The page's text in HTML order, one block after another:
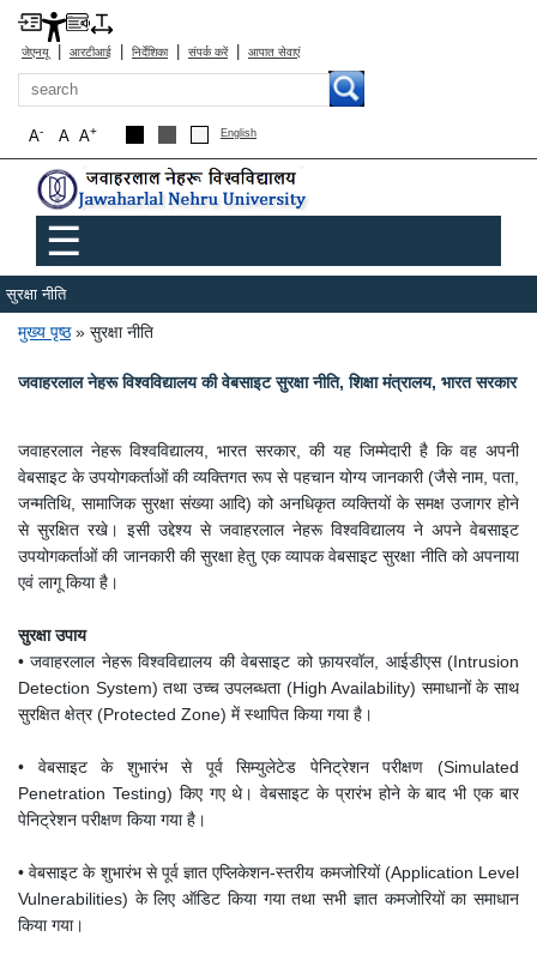
जेएनयू | आरटीआई | निर्देशिका | संपर्क करें | आपात सेवाएं
खोज
A+
A
A- English
Main menu new
☰
सुरक्षा नीति
पग चिन्ह
मुख्य पृष्ठ सुरक्षा नीति
जवाहरलाल नेहरू विश्वविद्यालय की वेबसाइट सुरक्षा नीति, शिक्षा मंत्रालय, भारत सरकार
जवाहरलाल नेहरू विश्वविद्यालय, भारत सरकार, की यह जिम्मेदारी है कि वह अपनी
वेबसाइट के उपयोगकर्ताओं की व्यक्तिगत रूप से पहचान योग्य जानकारी (जैसे नाम, पता,
जन्मतिथि, सामाजिक सुरक्षा संख्या आदि) को अनधिकृत व्यक्तियों के समक्ष उजागर होने
से सुरक्षित रखे। इसी उद्देश्य से जवाहरलाल नेहरू विश्वविद्यालय ने अपने वेबसाइट
उपयोगकर्ताओं की जानकारी की सुरक्षा हेतु एक व्यापक वेबसाइट सुरक्षा नीति को अपनाया
एवं लागू किया है।
सुरक्षा उपाय
• जवाहरलाल नेहरू विश्वविद्यालय की वेबसाइट को फ़ायरवॉल, आईडीएस (Intrusion
Detection System) तथा उच्च उपलब्धता (High Availability) समाधानों के साथ
सुरक्षित क्षेत्र (Protected Zone) में स्थापित किया गया है।
• वेबसाइट के शुभारंभ से पूर्व सिम्युलेटेड पेनिट्रेशन परीक्षण (Simulated
Penetration Testing) किए गए थे। वेबसाइट के प्रारंभ होने के बाद भी एक बार
पेनिट्रेशन परीक्षण किया गया है।
• वेबसाइट के शुभारंभ से पूर्व ज्ञात एप्लिकेशन-स्तरीय कमजोरियों (Application Level
Vulnerabilities) के लिए ऑडिट किया गया तथा सभी ज्ञात कमजोरियों का समाधान
किया गया।